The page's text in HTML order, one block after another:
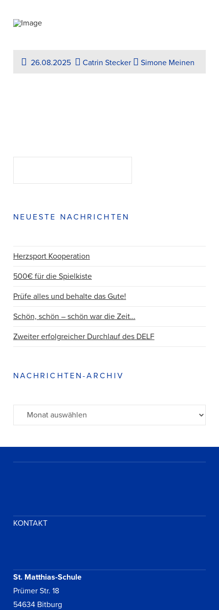
26.08.2025 Catrin Stecker Simone Meinen
NEUESTE NACHRICHTEN
Herzsport Kooperation
500€ für die Spielkiste
Prüfe alles und behalte das Gute!
Schön, schön – schön war die Zeit…
Zweiter erfolgreicher Durchlauf des DELF
NACHRICHTEN-ARCHIV
Archiv
KONTAKT
St. Matthias-Schule
Prümer Str. 18
54634 Bitburg